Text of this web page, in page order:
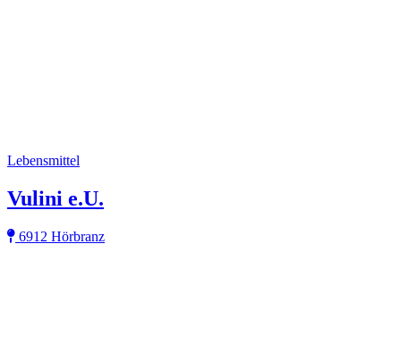
Lebensmittel
Vulini e.U.
6912 Hörbranz